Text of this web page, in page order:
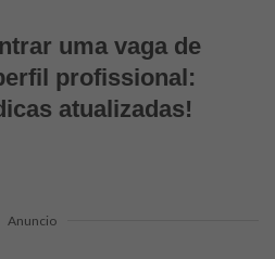
uma vaga de
profissional:
atualizadas!
Anuncio